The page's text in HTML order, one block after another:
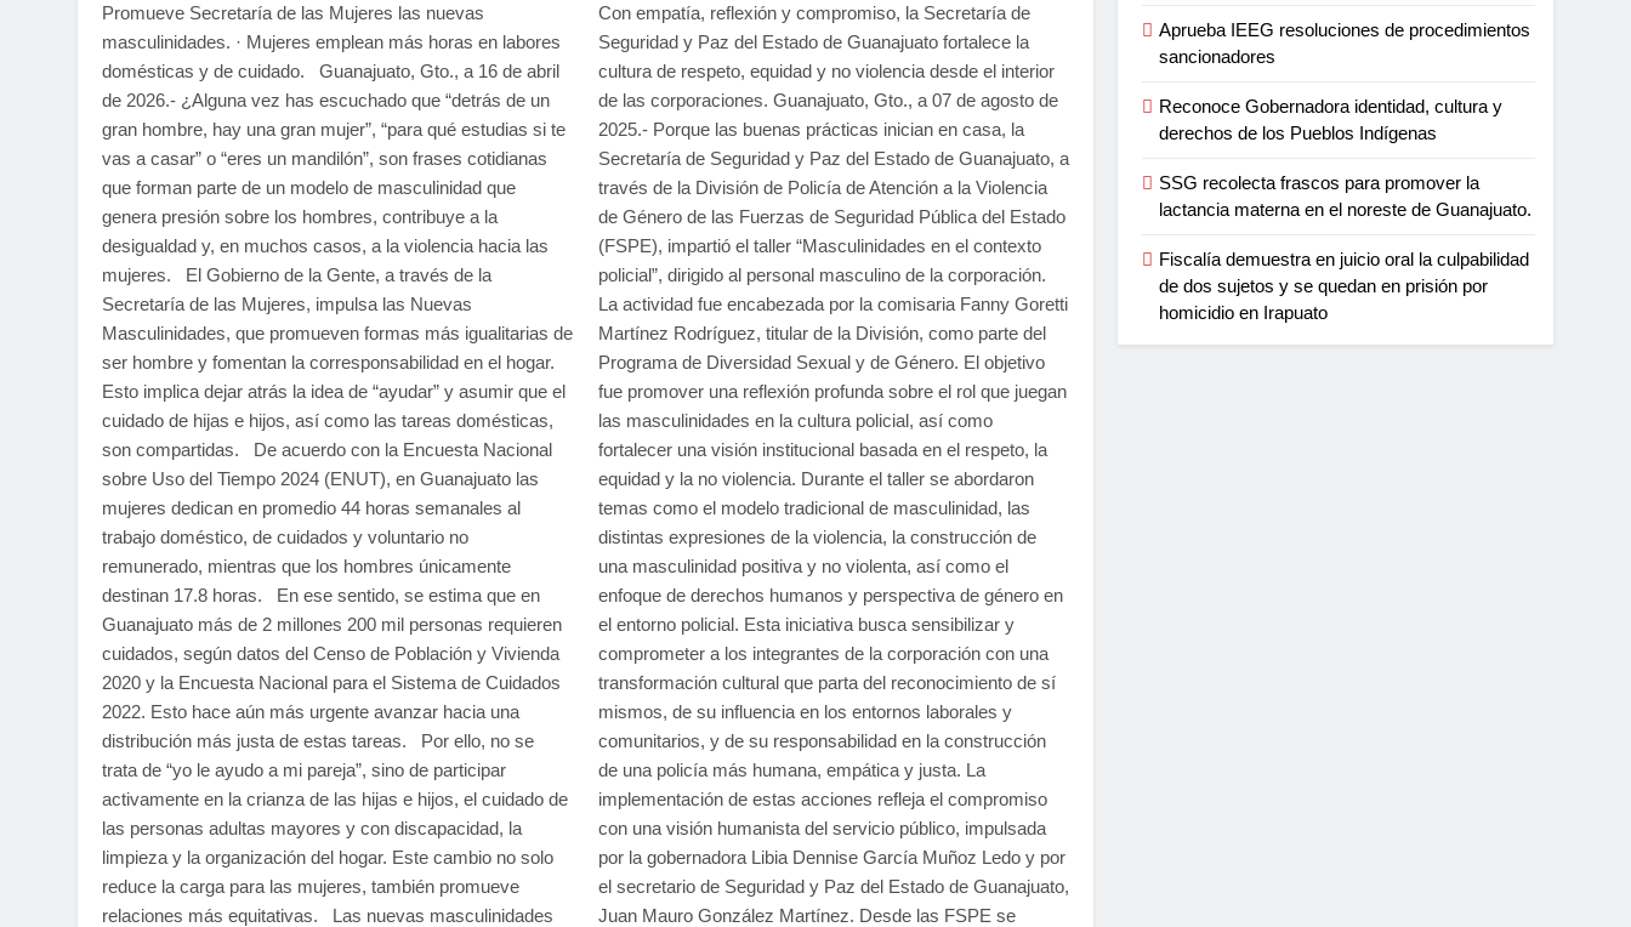
Promueve Secretaría de las Mujeres las nuevas
masculinidades. · Mujeres emplean más horas en labores
domésticas y de cuidado. Guanajuato, Gto., a 16 de abril
de 2026.- ¿Alguna vez has escuchado que “detrás de un
gran hombre, hay una gran mujer”, “para qué estudias si te
vas a casar” o “eres un mandilón”, son frases cotidianas
que forman parte de un modelo de masculinidad que
genera presión sobre los hombres, contribuye a la
desigualdad y, en muchos casos, a la violencia hacia las
mujeres. El Gobierno de la Gente, a través de la
Secretaría de las Mujeres, impulsa las Nuevas
Masculinidades, que promueven formas más igualitarias de
ser hombre y fomentan la corresponsabilidad en el hogar.
Esto implica dejar atrás la idea de “ayudar” y asumir que el
cuidado de hijas e hijos, así como las tareas domésticas,
son compartidas. De acuerdo con la Encuesta Nacional
sobre Uso del Tiempo 2024 (ENUT), en Guanajuato las
mujeres dedican en promedio 44 horas semanales al
trabajo doméstico, de cuidados y voluntario no
remunerado, mientras que los hombres únicamente
destinan 17.8 horas. En ese sentido, se estima que en
Guanajuato más de 2 millones 200 mil personas requieren
cuidados, según datos del Censo de Población y Vivienda
2020 y la Encuesta Nacional para el Sistema de Cuidados
2022. Esto hace aún más urgente avanzar hacia una
distribución más justa de estas tareas. Por ello, no se
trata de “yo le ayudo a mi pareja”, sino de participar
activamente en la crianza de las hijas e hijos, el cuidado de
las personas adultas mayores y con discapacidad, la
limpieza y la organización del hogar. Este cambio no solo
reduce la carga para las mujeres, también promueve
relaciones más equitativas. Las nuevas masculinidades
Con empatía, reflexión y compromiso, la Secretaría de
Seguridad y Paz del Estado de Guanajuato fortalece la
cultura de respeto, equidad y no violencia desde el interior
de las corporaciones. Guanajuato, Gto., a 07 de agosto de
2025.- Porque las buenas prácticas inician en casa, la
Secretaría de Seguridad y Paz del Estado de Guanajuato, a
través de la División de Policía de Atención a la Violencia
de Género de las Fuerzas de Seguridad Pública del Estado
(FSPE), impartió el taller “Masculinidades en el contexto
policial”, dirigido al personal masculino de la corporación.
La actividad fue encabezada por la comisaria Fanny Goretti
Martínez Rodríguez, titular de la División, como parte del
Programa de Diversidad Sexual y de Género. El objetivo
fue promover una reflexión profunda sobre el rol que juegan
las masculinidades en la cultura policial, así como
fortalecer una visión institucional basada en el respeto, la
equidad y la no violencia. Durante el taller se abordaron
temas como el modelo tradicional de masculinidad, las
distintas expresiones de la violencia, la construcción de
una masculinidad positiva y no violenta, así como el
enfoque de derechos humanos y perspectiva de género en
el entorno policial. Esta iniciativa busca sensibilizar y
comprometer a los integrantes de la corporación con una
transformación cultural que parta del reconocimiento de sí
mismos, de su influencia en los entornos laborales y
comunitarios, y de su responsabilidad en la construcción
de una policía más humana, empática y justa. La
implementación de estas acciones refleja el compromiso
con una visión humanista del servicio público, impulsada
por la gobernadora Libia Dennise García Muñoz Ledo y por
el secretario de Seguridad y Paz del Estado de Guanajuato,
Juan Mauro González Martínez. Desde las FSPE se
Aprueba IEEG resoluciones de procedimientos
sancionadores
Reconoce Gobernadora identidad, cultura y
derechos de los Pueblos Indígenas
SSG recolecta frascos para promover la
lactancia materna en el noreste de Guanajuato.
Fiscalía demuestra en juicio oral la culpabilidad
de dos sujetos y se quedan en prisión por
homicidio en Irapuato